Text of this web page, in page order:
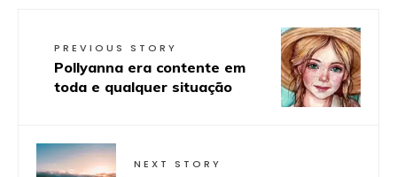
PREVIOUS STORY
Pollyanna era contente em
toda e qualquer situação
NEXT STORY